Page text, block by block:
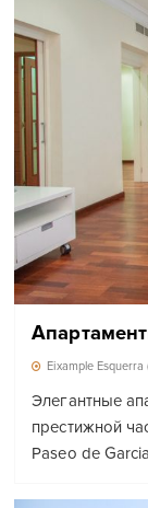
Eixample
Элегантные
престижной
Paseo de